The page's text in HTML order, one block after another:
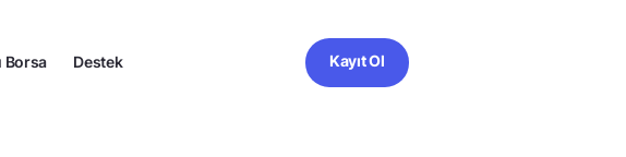
Borsa Destek Kayıt Ol